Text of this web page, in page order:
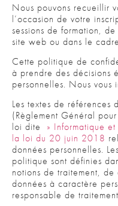
Nous pouvons recueillir
l’occasion de votre
sessions de formation,
site web ou dans le
Cette politique de
à prendre des décisions
personnelles. Nous vous
Les textes de références
(Règlement Général
loi dite
» Informatique
la loi du 20 juin 2018
données personnelles.
politique sont définies
notions de traitement,
données à caractère
responsable de